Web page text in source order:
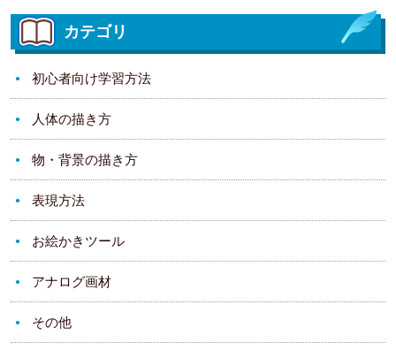
カテゴリ
初心者向け学習方法
人体の描き方
物・背景の描き方
表現方法
お絵かきツール
アナログ画材
その他